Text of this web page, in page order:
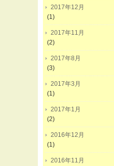
2017年12月
(1)
2017年11月
(2)
2017年8月
(3)
2017年3月
(1)
2017年1月
(2)
2016年12月
(1)
2016年11月